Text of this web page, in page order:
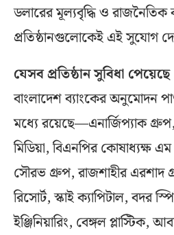
ডলারের মূল্যবৃদ্ধি ও রাজনৈতিক
প্রতিষ্ঠানগুলোকেই এই সুযোগ
যেসব প্রতিষ্ঠান সুবিধা পেয়েছে
বাংলাদেশ ব্যাংকের অনুমোদন
মধ্যে রয়েছে—এনার্জিপ্যাক
মিডিয়া, বিএনপির কোষাধ্যক্ষ এম
সৌরভ গ্রুপ, রাজশাহীর এরশাদ
রিসোর্ট, স্কাই ক্যাপিটাল, বদর
ইঞ্জিনিয়ারিং, বেঙ্গল